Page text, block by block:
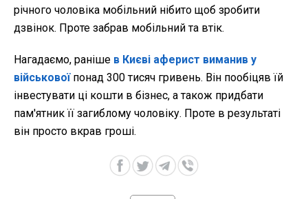
річного чоловіка мобільний нібито щоб зробити
дзвінок. Проте забрав мобільний та втік.
Нагадаємо, раніше в Києві аферист виманив у
військовоїпонад 300 тисяч гривень. Він пообіцяв їй
інвестувати ці кошти в бізнес, а також придбати
пам'ятник її загиблому чоловіку. Проте в результаті
він просто вкрав гроші.